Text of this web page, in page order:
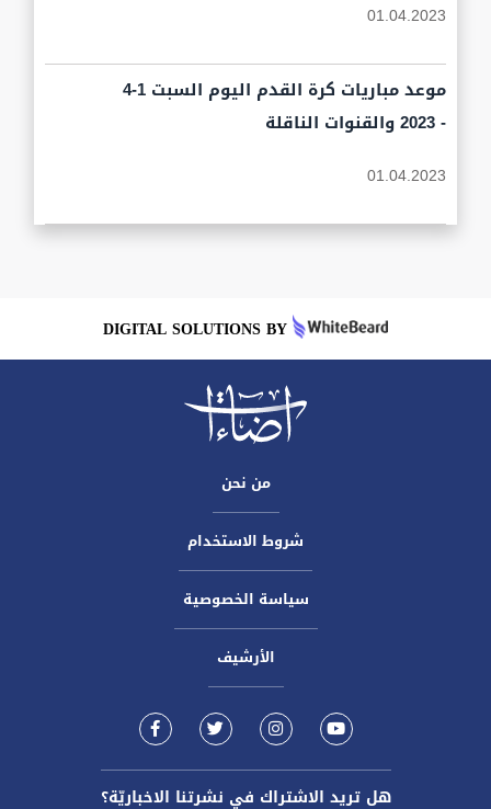
01.04.2023
موعد مباريات كرة القدم اليوم السبت 1-4
- 2023 والقنوات الناقلة
01.04.2023
DIGITAL SOLUTIONS BY
من نحن
شروط الاستخدام
سياسة الخصوصية
الأرشيف
هل تريد الاشتراك في نشرتنا الاخباريّة؟